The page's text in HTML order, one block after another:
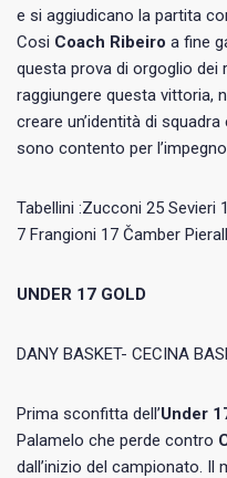
e si aggiudicano la partita
Cosi Coach Ribeiro a fine
questa prova di orgoglio dei
raggiungere questa vittoria,
creare un’identità di
sono contento per
Tabellini :Zucconi 25 Sevieri
7 Frangioni 17 Čamber
UNDER 17 GOLD
DANY BASKET- CECINA
Prima sconfitta dell’Under
Palamelo che perde contro
dall’inizio del campionato.